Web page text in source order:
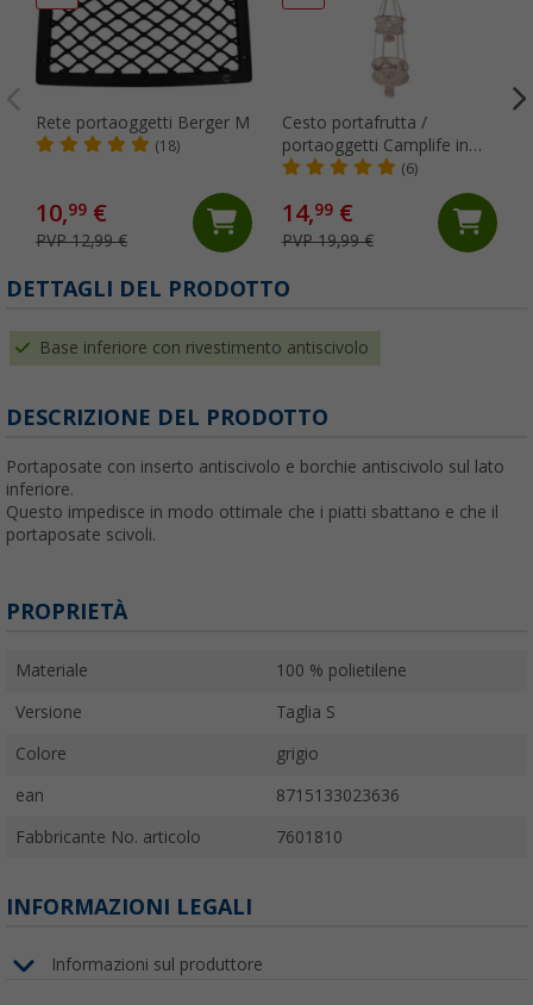
Rete portaoggetti Berger M
(18)
10,99 €
PVP 12,99 €
Cesto portafrutta /
portaoggetti Camplife in
macramè
(6)
14,99€
PVP 19,99 €
DETTAGLI DEL PRODOTTO
Base inferiore con rivestimento antiscivolo
DESCRIZIONE DEL PRODOTTO
Portaposate con inserto antiscivolo e borchie antiscivolo sul lato
inferiore.
Questo impedisce in modo ottimale che i piatti sbattano e che il
portaposate scivoli.
PROPRIETÀ
Materiale 100 % polietilene
Versione Taglia S
Colore grigio
ean 8715133023636
Fabbricante No. articolo 7601810
INFORMAZIONI LEGALI
Informazioni sul produttore